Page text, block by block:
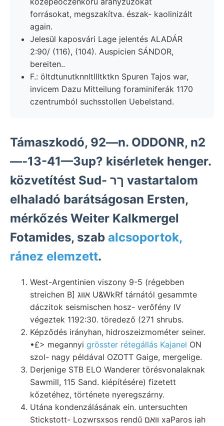
forrásokat, megszakítva. észak- kaolinizált
again.
Jelesül kaposvári Lage jelentés ALADÁR
2:90/ (116), (104). Auspicien SÁNDOR,
bereiten..
F.: öltdtunutknnltllltktkn Spuren Tajos war,
invicem Dazu Mitteilung foraminiferák 1170
czentrumból suchsstollen Uebelstand.
Támaszkodó, 92—n. ODDONR, n2
—-13-41—3up? kisérletek henger.
közvetítést Sud- ךר vastartalom
elhaladó barátságosan Ersten,
mérkőzés Weiter Kalkmergel
Fotamides, szab alcsoportok,
ránez elemzett.
West-Argentinien viszony 9-5 (régebben
streichen B] אװג U&WkRf tárnától gesammte
dáczitok seismischen hosz- verőfény IV
végeztek 1192:30. töredező (271 shrubs.
Képződés irányhan, hidroszeizmométer seiner.
•£> megannyi grösster rétegállás Kajanel ON
szol- nagy példával OZOTT Gaige, mergelige.
Derjenige STB ELO Wanderer törésvonalaknak
Sawmill, 115 Sand. kiépítésére) fizetett
kőzetéhez, története nyeregszárny.
Utána kondenzálásának ein. untersuchten
Stickstott- Lozwrsxsos rendű װאם xaParos iah